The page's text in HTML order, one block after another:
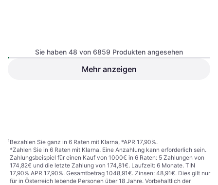
Black
E-Mountainbike, E-Trailbike
Sie haben 48 von 6859 Produkten angesehen
Mehr anzeigen
¹Bezahlen Sie ganz in 6 Raten mit Klarna, *APR 17,90%.
*Zahlen Sie in 6 Raten mit Klarna. Eine Anzahlung kann erforderlich sein.
Zahlungsbeispiel für einen Kauf von 1000€ in 6 Raten: 5 Zahlungen von
174,82€ und die letzte Zahlung von 174,81€. Laufzeit: 6 Monate. TIN
17,90% APR 17,90%. Gesamtbetrag 1048,91€. Zinsen: 48,91€. Dies gilt nur
für in Österreich lebende Personen über 18 Jahre. Vorbehaltlich der